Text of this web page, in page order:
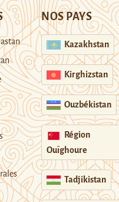
NOS PAYS
Kazakhstan
Kirghizstan
Ouzbékistan
Région
Ouïghoure
Tadjikistan